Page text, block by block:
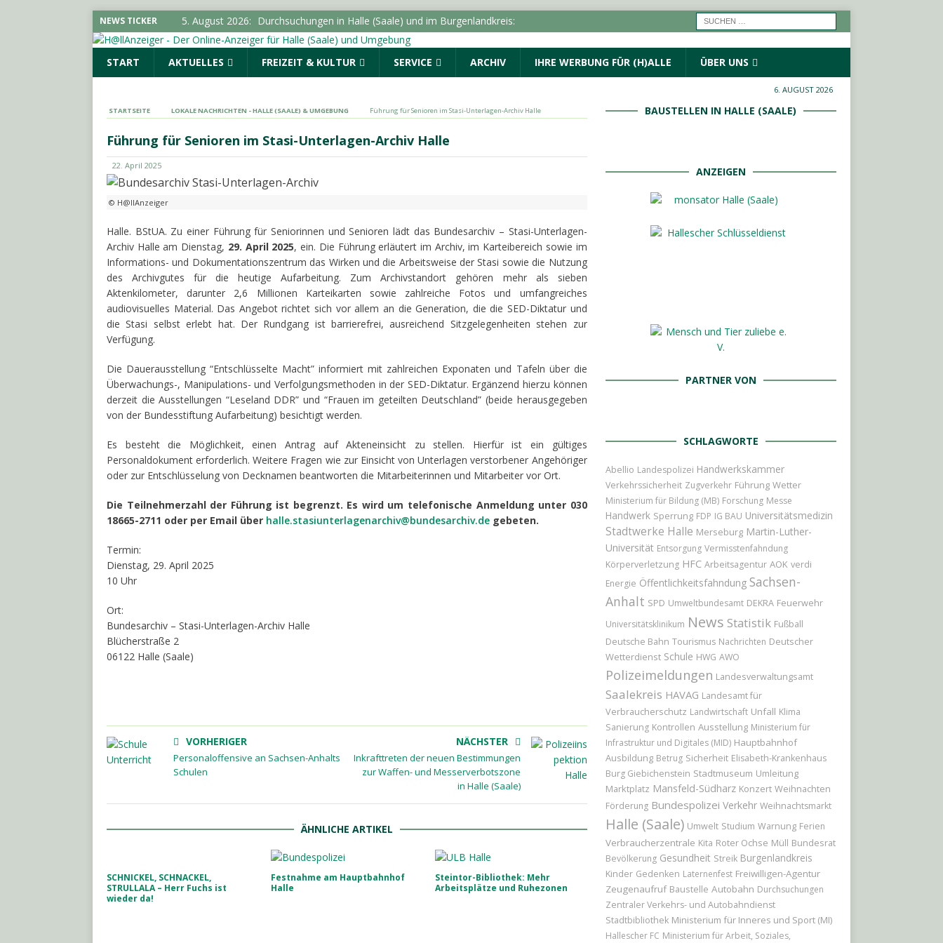
NEWS TICKER 5. August 2026: Durchsuchungen in Halle (Saale) und im Burgenlandkreis:
Cannabisplantage aufgefunden POLIZEIMELDUNGEN
5. August 2026:
Schulterschluss für den Star Park: Oberbürgermeister trifft die
Infektionsschutzgesetz“ LOKALE NACHRICHTEN - HALLE (SAALE) & UMGEBUNG
POLIZEIMELDUNGEN
START AKTUELLES FREIZEIT & KULTUR SERVICE ARCHIV IHRE WERBUNG FÜR (H)ALLE ÜBER UNS
6. AUGUST 2026
STARTSEITE LOKALE NACHRICHTEN - HALLE (SAALE) & UMGEBUNG Führung für Senioren im Stasi-Unterlagen-Archiv Halle
Führung für Senioren im Stasi-Unterlagen-Archiv Halle
22. April 2025
© H@llAnzeiger
Halle. BStUA. Zu einer Führung für Seniorinnen und Senioren lädt das Bundesarchiv – Stasi-Unterlagen-
Archiv Halle am Dienstag, 29. April 2025, ein. Die Führung erläutert im Archiv, im Karteibereich sowie im
Informations- und Dokumentationszentrum das Wirken und die Arbeitsweise der Stasi sowie die Nutzung
des Archivgutes für die heutige Aufarbeitung. Zum Archivstandort gehören mehr als sieben
Aktenkilometer, darunter 2,6 Millionen Karteikarten sowie zahlreiche Fotos und umfangreiches
audiovisuelles Material. Das Angebot richtet sich vor allem an die Generation, die die SED-Diktatur und
die Stasi selbst erlebt hat. Der Rundgang ist barrierefrei, ausreichend Sitzgelegenheiten stehen zur
Verfügung.
Die Dauerausstellung “Entschlüsselte Macht” informiert mit zahlreichen Exponaten und Tafeln über die
Überwachungs-, Manipulations- und Verfolgungsmethoden in der SED-Diktatur. Ergänzend hierzu können
derzeit die Ausstellungen “Leseland DDR” und “Frauen im geteilten Deutschland” (beide herausgegeben
von der Bundesstiftung Aufarbeitung) besichtigt werden.
Es besteht die Möglichkeit, einen Antrag auf Akteneinsicht zu stellen. Hierfür ist ein gültiges
Personaldokument erforderlich. Weitere Fragen wie zur Einsicht von Unterlagen verstorbener Angehöriger
oder zur Entschlüsselung von Decknamen beantworten die Mitarbeiterinnen und Mitarbeiter vor Ort.
Die Teilnehmerzahl der Führung ist begrenzt. Es wird um telefonische Anmeldung unter 030
18665-2711 oder per Email über halle.stasiunterlagenarchiv@bundesarchiv.de gebeten.
Termin:
Dienstag, 29. April 2025
10 Uhr
Ort:
Bundesarchiv – Stasi-Unterlagen-Archiv Halle
Blücherstraße 2
06122 Halle (Saale)
VORHERIGER
Personaloffensive an Sachsen-Anhalts
Schulen
NÄCHSTER
Inkrafttreten der neuen Bestimmungen
zur Waffen- und Messerverbotszone
in Halle (Saale)
ÄHNLICHE ARTIKEL
SCHNICKEL, SCHNACKEL,
STRULLALA – Herr Fuchs ist
wieder da!
Festnahme am Hauptbahnhof
Halle
Steintor-Bibliothek: Mehr
Arbeitsplätze und Ruhezonen
BAUSTELLEN IN HALLE (SAALE)
ANZEIGEN
PARTNER VON
SCHLAGWORTE
Abellio Landespolizei Handwerkskammer
Verkehrssicherheit Zugverkehr Führung Wetter
Ministerium für Bildung (MB) Forschung Messe
Handwerk Sperrung FDP IG BAU Universitätsmedizin
Stadtwerke Halle Merseburg Martin-Luther-
Universität Entsorgung Vermisstenfahndung
Körperverletzung HFC Arbeitsagentur AOK verdi
Energie Öffentlichkeitsfahndung Sachsen-
Anhalt SPD Umweltbundesamt DEKRA Feuerwehr
Universitätsklinikum News Statistik Fußball
Deutsche Bahn Tourismus Nachrichten Deutscher
Wetterdienst Schule HWG AWO
Polizeimeldungen Landesverwaltungsamt
Saalekreis HAVAG Landesamt für
Verbraucherschutz Landwirtschaft Unfall Klima
Sanierung Kontrollen Ausstellung Ministerium für
Infrastruktur und Digitales (MID) Hauptbahnhof
Ausbildung Betrug Sicherheit Elisabeth-Krankenhaus
Burg Giebichenstein Stadtmuseum Umleitung
Marktplatz Mansfeld-Südharz Konzert Weihnachten
Förderung Bundespolizei Verkehr Weihnachtsmarkt
Halle (Saale) Umwelt Studium Warnung Ferien
Verbraucherzentrale Kita Roter Ochse Müll Bundesrat
Bevölkerung Gesundheit Streik Burgenlandkreis
Kinder Gedenken Laternenfest Freiwilligen-Agentur
Zeugenaufruf Baustelle Autobahn Durchsuchungen
Zentraler Verkehrs- und Autobahndienst
Stadtbibliothek Ministerium für Inneres und Sport (MI)
Hallescher FC Ministerium für Arbeit, Soziales,